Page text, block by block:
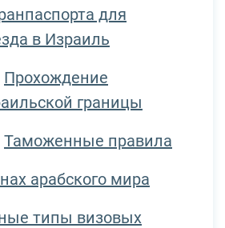
для
в Израиль
Прохождение
границы
Таможенные правила
арабского мира
типы визовых